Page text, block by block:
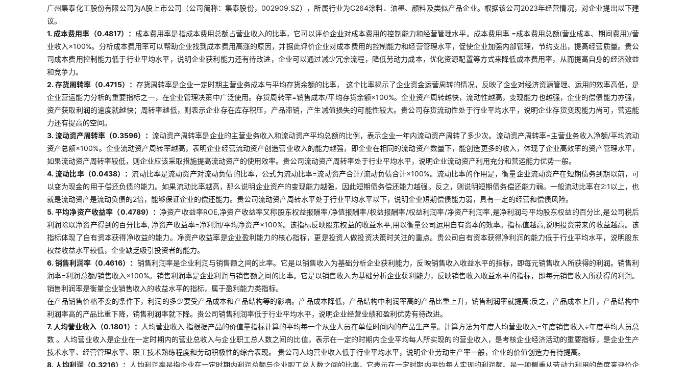
广州集泰化工股份有限公司为A股上市公司（公司简称：集泰股份，002909.SZ），所属行业为C264涂料、油墨、颜料及类似产品企业。根据该公司2023年经营情况，对企业提出以下建
议。
1. 成本费用率（0.4817）： 成本费用率是指成本费用总额占营业收入的比率，它可以评价企业对成本费用的控制能力和经营管理水平。成本费用率 =成本费用总额(营业成本、期间费用)/营
业收入×100%。分析成本费用率可以帮助企业找到成本费用高涨的原因，并据此评价企业对成本费用的控制能力和经营管理水平，促使企业加强内部管理，节约支出，提高经营质量。贵公
司成本费用控制能力低于行业平均水平，说明企业获利能力还有待改进，企业可以通过减少冗余流程，降低劳动力成本，优化资源配置等方式来降低成本费用率，从而提高自身的经济效益
和竞争力。
2. 存货周转率（0.4715）：存货周转率是企业一定时期主营业务成本与平均存货余额的比率， 这个比率揭示了企业资金运营周转的情况，反映了企业对经济资源管理、运用的效率高低，是
企业营运能力分析的重要指标之一，在企业管理决策中广泛使用。存货周转率=销售成本/平均存货余额×100%。企业资产周转越快，流动性越高，变现能力也越强，企业的偿债能力亦强，
资产获取利润的速度就越快；周转率越低，则表示企业存在库存积压，产品滞销，产生减值损失的可能性较大。贵公司存货流动性处于行业平均水平，说明企业存货变现能力尚可，营运能
力还有提高的空间。
3. 流动资产周转率（0.3596）：流动资产周转率是企业的主营业务收入和流动资产平均总额的比例，表示企业一年内流动资产周转了多少次。流动资产周转率=主营业务收入净额/平均流动
资产总额×100%。企业流动资产周转率越高，表明企业经营流动资产创造营业收入的能力越强，即企业在相同的流动资产数量下，能创造更多的收入，体现了企业高效率的资产管理水平，
如果流动资产周转率较低，则企业应该采取措施提高流动资产的使用效率。贵公司流动资产周转率处于行业平均水平，说明企业流动资产利用充分和营运能力优势一般。
4. 流动比率（0.0438）：流动比率是流动资产对流动负债的比率，公式为流动比率=流动资产合计/流动负债合计×100%。流动比率的作用是，衡量企业流动资产在短期债务到期以前，可
以变为现金的用于偿还负债的能力。如果流动比率越高，那么说明企业资产的变现能力越强，因此短期债务偿还能力越强。反之，则说明短期债务偿还能力弱。一般流动比率在2:1以上，也
就是流动资产是流动负债的2倍，能够保证企业的偿还能力。贵公司流动资产周转水平处于行业平均水平以下，说明企业短期偿债能力弱，具有一定的经营和偿债风险。
5. 平均净资产收益率（0.4789）： 净资产收益率ROE,净资产收益率又称股东权益报酬率/净值报酬率/权益报酬率/权益利润率/净资产利润率,是净利润与平均股东权益的百分比,是公司税后
利润除以净资产得到的百分比率, 净资产收益率=净利润/平均净资产×100%。该指标反映股东权益的收益水平,用以衡量公司运用自有资本的效率。指标值越高,说明投资带来的收益越高。该
指标体现了自有资本获得净收益的能力。净资产收益率是企业盈利能力的核心指标，更是投资人做投资决策时关注的重点。贵公司自有资本获得净利润的能力低于行业平均水平，说明股东
权益收益水平较低，企业缺乏吸引投资者的能力。
6. 销售利润率（0.4616）： 销售利润率是企业利润与销售额之间的比率。它是以销售收入为基础分析企业获利能力，反映销售收入收益水平的指标，即每元销售收入所获得的利润。销售利
润率=利润总额/销售收入×100%。销售利润率是企业利润与销售额之间的比率。它是以销售收入为基础分析企业获利能力，反映销售收入收益水平的指标，即每元销售收入所获得的利润。
销售利润率是衡量企业销售收入的收益水平的指标，属于盈利能力类指标。
在产品销售价格不变的条件下，利润的多少要受产品成本和产品结构等的影响。产品成本降低，产品结构中利润率高的产品比重上升，销售利润率就提高;反之，产品成本上升，产品结构中
利润率高的产品比重下降，销售利润率就下降。贵公司销售利润率低于行业平均水平，说明企业经营业绩和盈利优势有待改进。
7. 人均营业收入（0.1801）：
人均营业收入 指根据产品的价值量指标计算的平均每一个从业人员在单位时间内的产品生产量。计算方法为年度人均营业收入=年度销售收入÷年度平均人员总
数 。人均营业收入是企业在一定时期内的营业总收入与企业职工总人数之间的比值，表示在一定的时期内企业平均每人所实现的的营业收入，是考核企业经济活动的重要指标，是企业生产
技术水平、经营管理水平、职工技术熟练程度和劳动积极性的综合表现。 贵公司人均营业收入低于行业平均水平，说明企业劳动生产率一般，企业的价值创造力有待提高。
8. 人均利润（0.3216）： 人均利润率是指企业在一定时期内利润总额与企业职工总人数之间的比率。它表示在一定时期内平均每人实现的利润额。是一项侧重从劳动力利用的角度来评价企